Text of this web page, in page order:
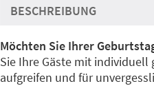
BESCHREIBUNG
Möchten Sie Ihrer
Sie Ihre Gäste mit individuell
aufgreifen und für